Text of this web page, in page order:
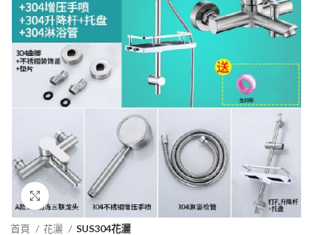
Click to enlarge
首頁 花灑 SUS304花灑